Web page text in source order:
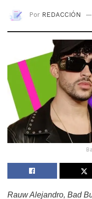
Por REDACCIÓN
Rauw Alejandro, Bad